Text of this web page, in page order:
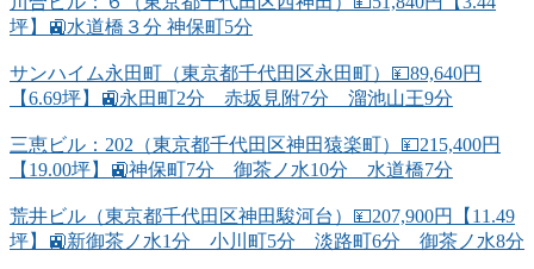
坪】🚉水道橋３分 神保町5分
サンハイム永田町（東京都千代田区永田町）💴89,640円
【6.69坪】🚉永田町2分 赤坂見附7分 溜池山王9分
三恵ビル：202（東京都千代田区神田猿楽町）💴215,400円
【19.00坪】🚉神保町7分 御茶ノ水10分 水道橋7分
荒井ビル（東京都千代田区神田駿河台）💴207,900円【11.49
坪】🚉新御茶ノ水1分 小川町5分 淡路町6分 御茶ノ水8分